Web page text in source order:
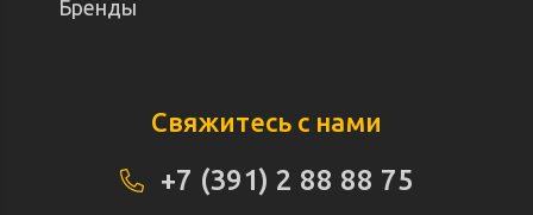
Бренды
Свяжитесь с нами
+7 (391) 2 88 88 75